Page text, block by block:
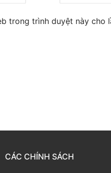
trong trình duyệt này cho
CÁC CHÍNH SÁCH